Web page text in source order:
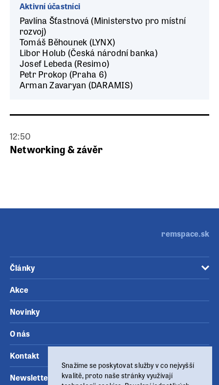
Aktivní účastníci
Pavlína Šťastnová (Ministerstvo pro místní
rozvoj)
Tomáš Běhounek (LYNX)
Libor Holub (Česká národní banka)
Josef Lebeda (Resimo)
Petr Prokop (Praha 6)
Arman Zavaryan (DARAMIS)
12:50
Networking & závěr
remspace.sk
Články
Akce
Novinky
O nás
Kontakt
Newsletter
Snažíme se poskytovat služby v co nejvyšší
kvalitě, proto naše stránky využívají